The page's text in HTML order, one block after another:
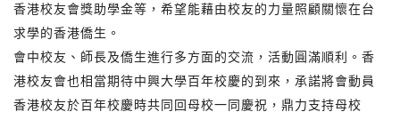
香港校友會獎助學金等，希望能藉由校友的力量照顧關懷在台
求學的香港僑生。
會中校友、師長及僑生進行多方面的交流，活動圓滿順利。香
港校友會也相當期待中興大學百年校慶的到來，承諾將會動員
香港校友於百年校慶時共同回母校一同慶祝，鼎力支持母校